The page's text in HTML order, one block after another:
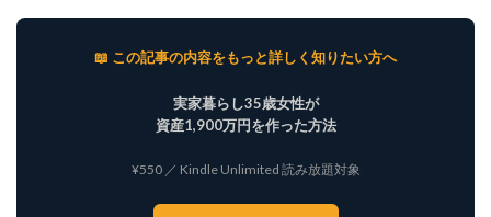
📖 この記事の内容をもっと詳しく知りたい方へ
実家暮らし35歳女性が
資産1,900万円を作った方法
¥550 ／ Kindle Unlimited 読み放題対象